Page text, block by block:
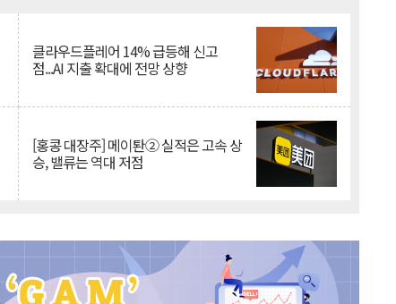
클라우드플레어 14% 급등해 신고
점...AI 지출 확대에 전망 상향
[홍콩 대장주] 메이퇀② 실적은 고속 상
승, 밸류는 역대 저점